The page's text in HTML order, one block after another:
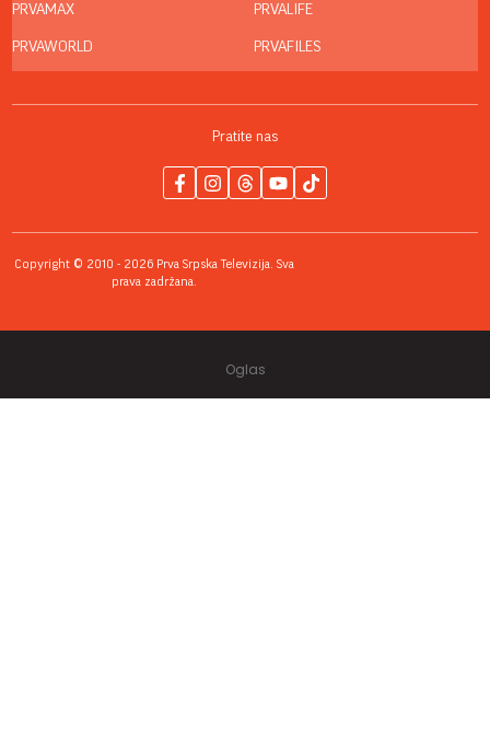
PRVAMAX
PRVAWORLD
PRVALIFE
PRVAFILES
Pratite nas
Copyright © 2010 - 2026 Prva Srpska Televizija. Sva
prava zadržana.